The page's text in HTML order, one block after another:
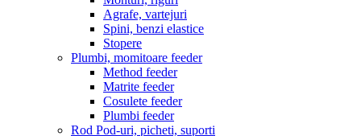
Agrafe, vartejuri
Spini, benzi elastice
Stopere
Plumbi, momitoare feeder
Method feeder
Matrite feeder
Cosulete feeder
Plumbi feeder
Rod Pod-uri, picheti, suporti